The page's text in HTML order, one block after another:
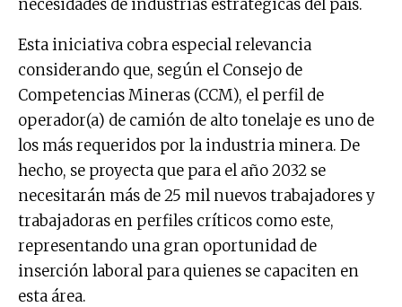
necesidades de industrias estratégicas del país.
Esta iniciativa cobra especial relevancia
considerando que, según el Consejo de
Competencias Mineras (CCM), el perfil de
operador(a) de camión de alto tonelaje es uno de
los más requeridos por la industria minera. De
hecho, se proyecta que para el año 2032 se
necesitarán más de 25 mil nuevos trabajadores y
trabajadoras en perfiles críticos como este,
representando una gran oportunidad de
inserción laboral para quienes se capaciten en
esta área.